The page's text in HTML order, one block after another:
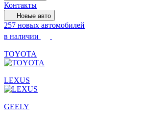
Контакты
Новые авто
257 новых автомобилей
в наличии
TOYOTA
LEXUS
GEELY